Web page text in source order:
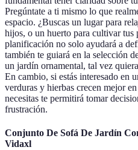
Pregúntate a ti mismo lo que
espacio. ¿Buscas un lugar para
hijos, o un huerto para cultivar tus
planificación no solo ayudará a
también te guiará en la selección
un jardín ornamental, tal vez
En cambio, si estás interesado en
verduras y hierbas crecen mejor
necesitas te permitirá tomar
frustración.
Conjunto De Sofá De Jardín
Vidaxl